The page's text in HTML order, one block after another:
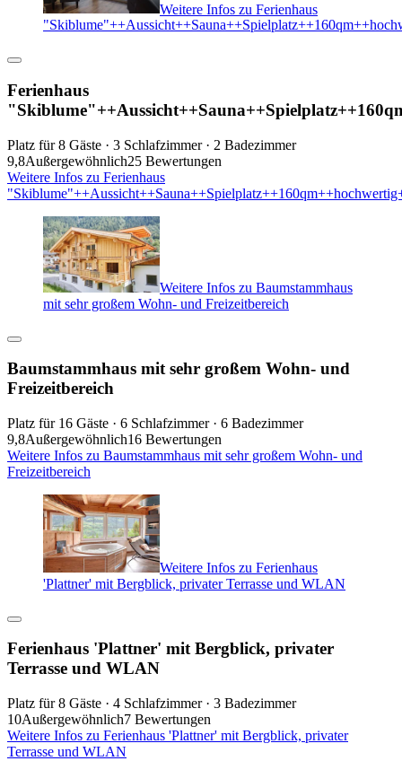
Weitere Infos zu Ferienhaus
Ferienhaus
Platz für 8 Gäste · 3 Schlafzimmer · 2 Badezimmer
9,8Außergewöhnlich25 Bewertungen
Weitere Infos zu Ferienhaus
Weitere Infos zu Baumstammhaus
mit sehr großem Wohn- und Freizeitbereich
Baumstammhaus mit sehr großem Wohn- und
Freizeitbereich
Platz für 16 Gäste · 6 Schlafzimmer · 6 Badezimmer
9,8Außergewöhnlich16 Bewertungen
Weitere Infos zu Baumstammhaus mit sehr großem Wohn- und
Freizeitbereich
Weitere Infos zu Ferienhaus
'Plattner' mit Bergblick, privater Terrasse und WLAN
Ferienhaus 'Plattner' mit Bergblick, privater
Terrasse und WLAN
Platz für 8 Gäste · 4 Schlafzimmer · 3 Badezimmer
10Außergewöhnlich7 Bewertungen
Weitere Infos zu Ferienhaus 'Plattner' mit Bergblick, privater
Terrasse und WLAN